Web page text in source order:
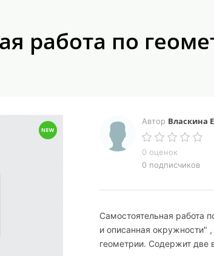
работа по
Автор Власкина
0 оценок
0 подписчиков
Самостоятельная работа
и описанная окружности" ,
геометрии. Содержит две